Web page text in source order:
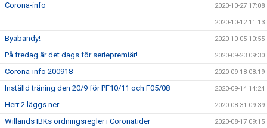
Corona-info 2020-10-27 17:08
2020-10-12 11:13
Byabandy! 2020-10-05 10:55
På fredag är det dags för seriepremiär! 2020-09-23 09:30
Corona-info 200918 2020-09-18 08:19
Inställd träning den 20/9 för PF10/11 och F05/08 2020-09-14 14:24
Herr 2 läggs ner 2020-08-31 09:39
Willands IBKs ordningsregler i Coronatider 2020-08-17 09:15